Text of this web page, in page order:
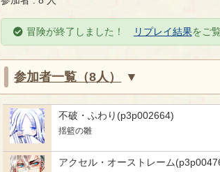
冒険が終了しました！ リプレイ結果をご
参加者一覧（8人）
不破・ふわり(p3p002664)
揺籃の雛
アクセル・オーストレーム